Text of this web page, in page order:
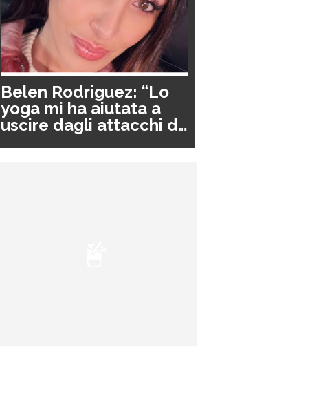
Belen Rodriguez: “Lo
yoga mi ha aiutata a
uscire dagli attacchi di